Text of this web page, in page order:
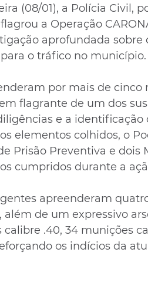
(08/01), a Polícia Civil,
a Operação
aprofundada sobre
o tráfico no município.
por mais de cinco
flagrante de um dos
e a identificação
elementos colhidos, o
Prisão Preventiva e dois
cumpridos durante a
apreenderam
de um expressivo
.40, 34 munições
os indícios da